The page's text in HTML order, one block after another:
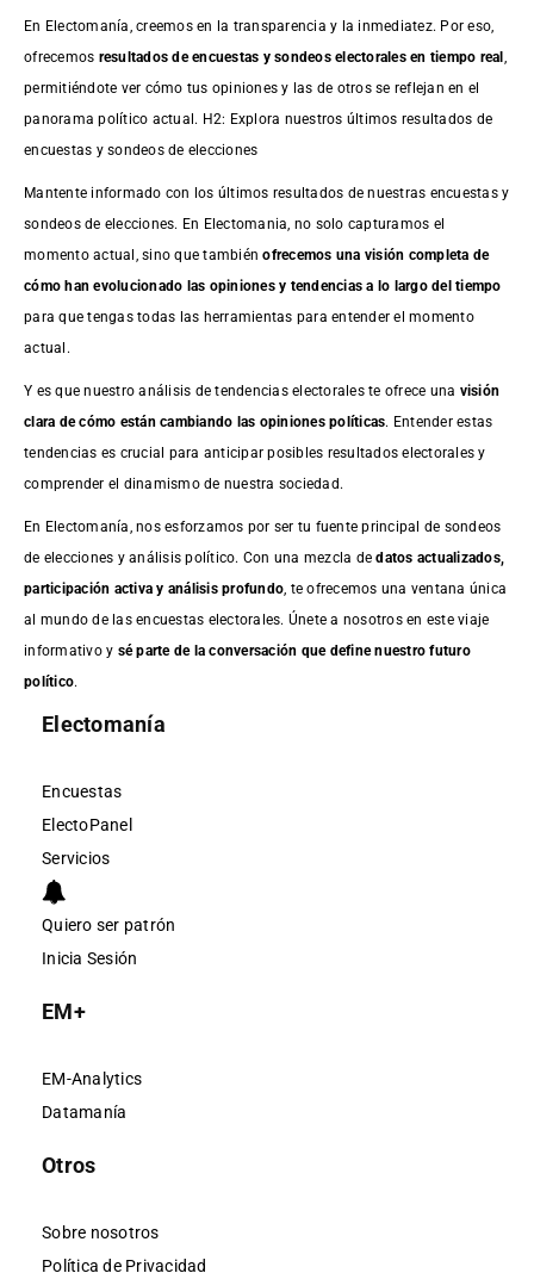
En Electomanía, creemos en la transparencia y la inmediatez. Por eso,
ofrecemos resultados deencuestas y sondeos electorales en tiempo real ,
permitiéndote ver cómo tus opiniones y las de otros se reflejan en el
panorama político actual. H2: Explora nuestros últimos resultados de
encuestas y sondeos de elecciones
Mantente informado con los últimos resultados de nuestras encuestasy
sondeos de elecciones. En Electomania, no solo capturamos el
momento actual, sino que tambiénofrecemos una visión completa de
cómo han evolucionado las opiniones y tendencias a lo largo del tiempo
para que tengas todas las herramientas para entender el momento
actual.
Y es que nuestro análisis de tendencias electorales te ofrece una visión
clara de cómo están cambiando las opiniones políticas. Entender estas
tendencias es crucial para anticipar posibles resultados electorales y
comprender el dinamismo de nuestra sociedad.
En Electomanía, nos esforzamos por ser tu fuente principal de sondeos
de elecciones y análisis político. Con una mezcla dedatos actualizados,
participación activa y análisis profundo, te ofrecemos una ventana única
al mundo de las encuestas electorales. Únete a nosotros en este viaje
informativo y sé parte de la conversación que define nuestro futuro
político.
Electomanía
Encuestas
ElectoPanel
Servicios
Quiero ser patrón
Inicia Sesión
EM+
EM-Analytics
Datamanía
Otros
Sobre nosotros
Política de Privacidad